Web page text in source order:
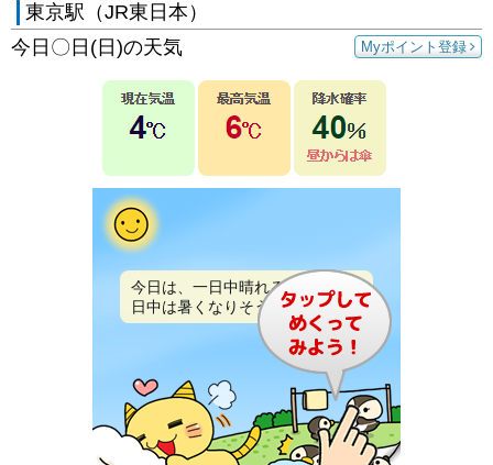
東京駅（JR東日本）
Myポイント登録
今日〇日(日)の天気
今日は、一日中晴れるでしょう。
日中は暑くなりそうです。